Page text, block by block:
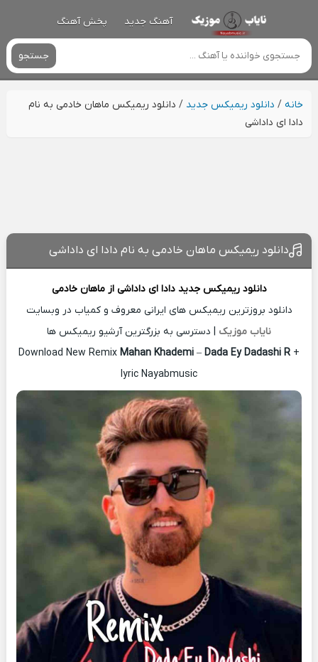
آهنگ جدید پخش آهنگ
جستجو
خانه/ دانلود ریمیکس جدید / دانلود ریمیکس ماهان خادمی به نام
دادا ای داداشی
دانلود ریمیکس ماهان خادمی به نام دادا ای داداشی
دانلود ریمیکس جدید دادا ای داداشی ازماهان خادمی
دانلود بروزترین ریمیکس های ایرانی معروف و کمیاب در وبسایت
نایاب موزیک | دسترسی به بزرگترین آرشیو ریمیکس ها
Download New Remix Mahan Khademi – Dada Ey Dadashi R +
lyric Nayabmusic